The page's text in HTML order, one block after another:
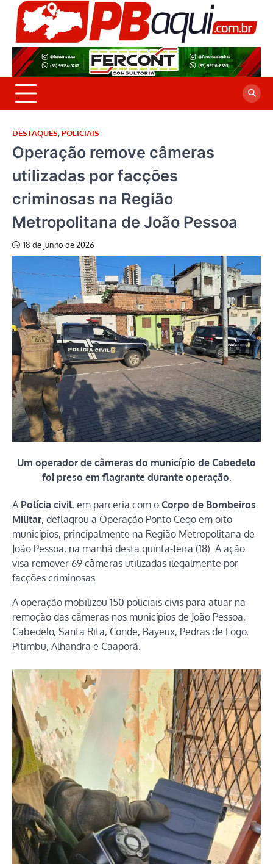
Skip
content
DESTAQUES POLICIAIS
Operação remove câmeras
utilizadas por facções
criminosas na Região
Metropolitana de João Pessoa
18 de junho de 2026
Um operador de câmeras do município de Cabedelo
foi preso em flagrante durante operação.
A Polícia civil, em parceria com o Corpo de Bombeiros
Militar, deflagrou a Operação Ponto Cego em oito
municípios, principalmente na Região Metropolitana de
João Pessoa, na manhã desta quinta-feira (18). A ação
visa remover 69 câmeras utilizadas ilegalmente por
facções criminosas.
A operação mobilizou 150 policiais civis para atuar na
remoção das câmeras nos municípios de João Pessoa,
Cabedelo, Santa Rita, Conde, Bayeux, Pedras de Fogo,
Pitimbu, Alhandra e Caaporã.